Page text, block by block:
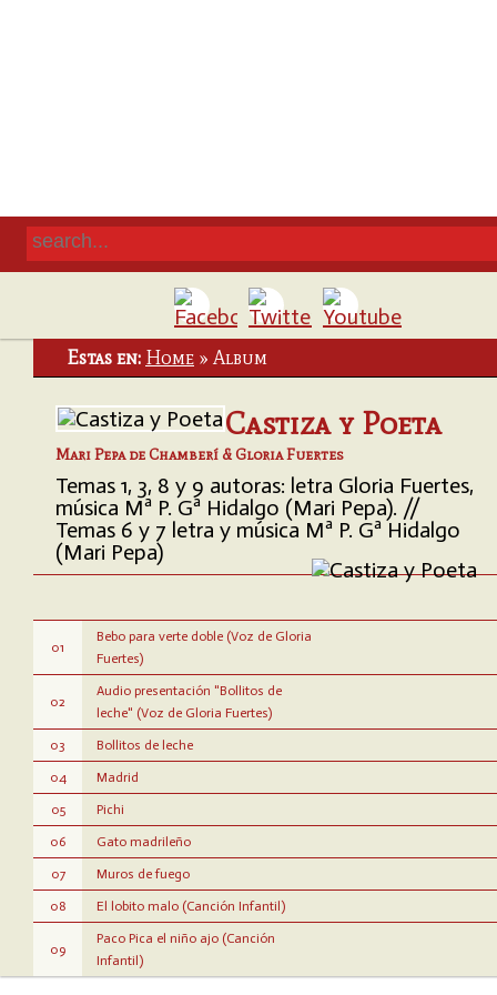
Estas en: Home » Album
Castiza y Poeta
Mari Pepa de Chamberí & Gloria Fuertes
Temas 1, 3, 8 y 9 autoras: letra Gloria Fuertes,
música Mª P. Gª Hidalgo (Mari Pepa). //
Temas 6 y 7 letra y música Mª P. Gª Hidalgo
(Mari Pepa)
01
Bebo para verte doble (Voz de Gloria
Fuertes)
02
Audio presentación "Bollitos de
leche" (Voz de Gloria Fuertes)
03 Bollitos de leche
04 Madrid
05 Pichi
06 Gato madrileño
07 Muros de fuego
08 El lobito malo (Canción Infantil)
09
Paco Pica el niño ajo (Canción
Infantil)